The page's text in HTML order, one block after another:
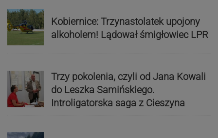
Kobiernice: Trzynastolatek upojony
alkoholem! Lądował śmigłowiec LPR
Trzy pokolenia, czyli od Jana Kowali
do Leszka Samińskiego.
Introligatorska saga z Cieszyna